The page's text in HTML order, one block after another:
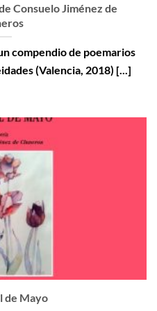
Consuelo Jiménez de
compendio de poemarios
(Valencia, 2018) [...]
de Mayo